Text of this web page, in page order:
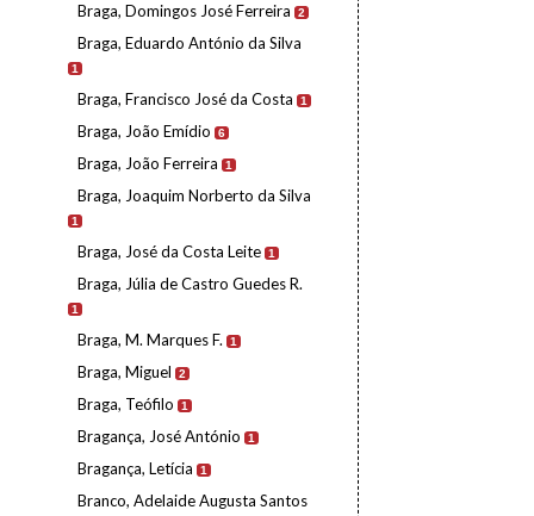
Braga, Domingos José Ferreira 2
Braga, Eduardo António da Silva
1
Braga, Francisco José da Costa 1
Braga, João Emídio 6
Braga, João Ferreira 1
Braga, Joaquim Norberto da Silva
1
Braga, José da Costa Leite 1
Braga, Júlia de Castro Guedes R.
1
Braga, M. Marques F. 1
Braga, Miguel 2
Braga, Teófilo 1
Bragança, José António 1
Bragança, Letícia 1
Branco, Adelaide Augusta Santos